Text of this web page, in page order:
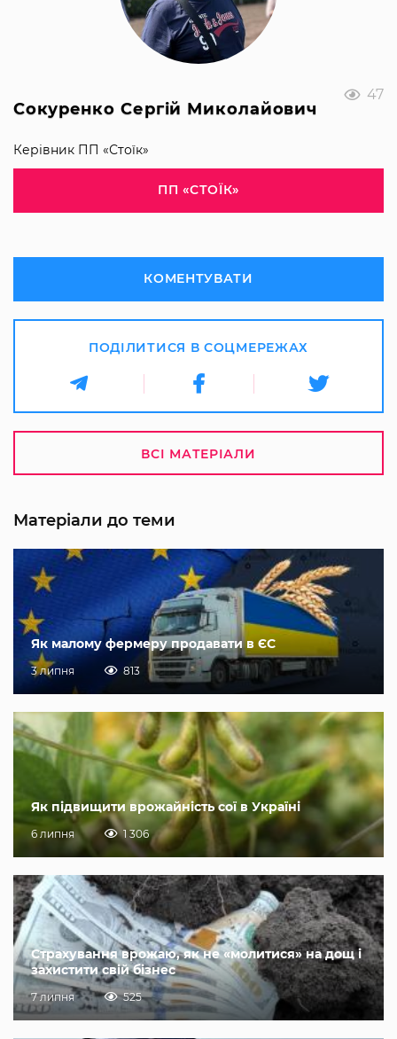
47
Сокуренко Сергій Миколайович
Керівник ПП «Стоїк»
ПП «СТОЇК»
КОМЕНТУВАТИ
ПОДІЛИТИСЯ В СОЦМЕРЕЖАХ
ВСІ МАТЕРІАЛИ
Матеріали до теми
Як малому фермеру продавати в ЄС
3 липня 813
Як підвищити врожайність сої в Україні
6 липня 1 306
Страхування врожаю, як не «молитися» на дощ і
захистити свій бізнес
7 липня 525